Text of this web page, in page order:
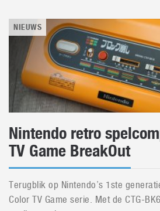
NIEUWS
Nintendo retro
TV Game BreakOut
Terugblik op Nintendo’s 1ste
Color TV Game serie. Met de CTG-